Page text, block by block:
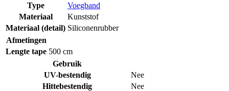
Type
Voegband
Materiaal
Kunststof
Materiaal (detail) Siliconenrubber
Afmetingen
Lengte tape 500 cm
Gebruik
UV-bestendig
Nee
Hittebestendig
Nee